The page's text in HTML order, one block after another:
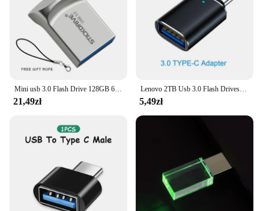
Mini usb 3.0 Flash Drive 128GB 64GB 32GB szybki usb флэш-накопители pamięć Flash USB3.0 Stick mały dysk u.
21,49zł
Lenovo 2TB Usb 3.0 Flash Drives High Speed Metal Pendrive 1TB 512GB 256GB Portable Usb Drive Waterproof Memoria Usb Flash Disk
5,49zł